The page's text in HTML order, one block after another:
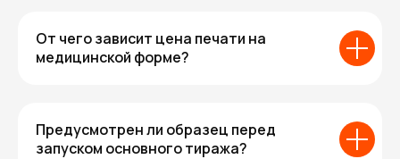
От чего зависит цена печати на
медицинской форме?
Предусмотрен ли образец перед
запуском основного тиража?